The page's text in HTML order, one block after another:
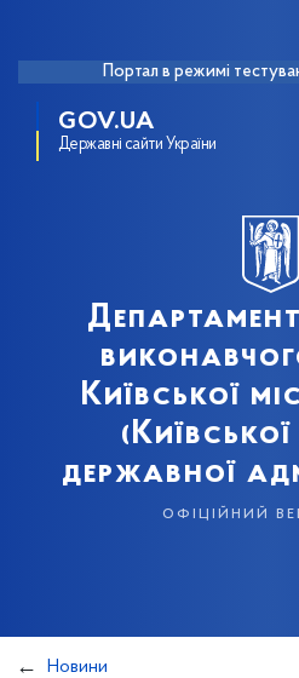
Портал в режимі
GOV.UA
Державні сайти України
Київської
(Київської
державної
офіційний
Новини